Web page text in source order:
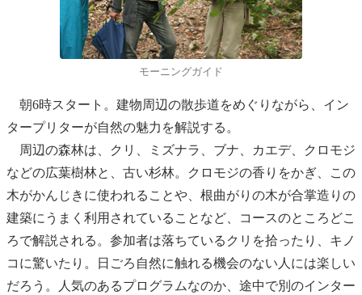
モーニングガイド
朝6時スタート。建物周辺の散歩道をめぐりながら、イン
タープリターが自然の魅力を解説する。
周辺の森林は、クリ、ミズナラ、ブナ、カエデ、クロモジ
などの広葉樹林と、古い杉林。クロモジの香りをかぎ、この
木がかんじきに使われることや、根曲がりの木が合掌造りの
建築にうまく利用されていることなど、コースのところどこ
ろで解説される。参加者は落ちているクリを拾ったり、キノ
コに驚いたり。日ごろ自然に触れる機会のない人には楽しい
だろう。人気のあるプログラムなのか、途中で別のインター